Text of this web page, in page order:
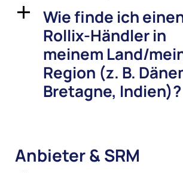
a
Wie finde ich
Rollix-Händler in
meinem Land/
Region (z. B.
Bretagne, Indien)?
Anbieter & SRM